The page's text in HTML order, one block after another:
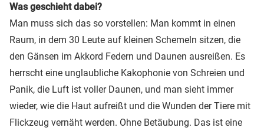
Was geschieht dabei?
Man muss sich das so vorstellen: Man kommt in einen
Raum, in dem 30 Leute auf kleinen Schemeln sitzen, die
den Gänsen im Akkord Federn und Daunen ausreißen. Es
herrscht eine unglaubliche Kakophonie von Schreien und
Panik, die Luft ist voller Daunen, und man sieht immer
wieder, wie die Haut aufreißt und die Wunden der Tiere mit
Flickzeug vernäht werden. Ohne Betäubung. Das ist eine